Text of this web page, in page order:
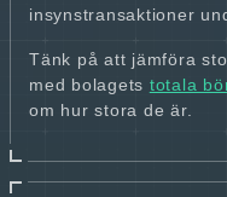
insynstransaktioner
Tänk på att jämföra
med bolagets totala
om hur stora de är.